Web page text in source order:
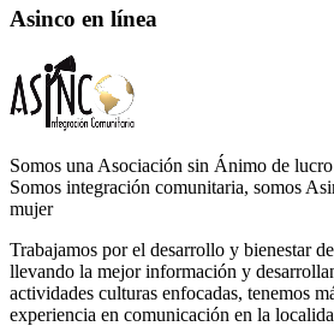
Asinco en línea
Somos una Asociación sin Ánimo de
Somos integración comunitaria, somos
mujer
Trabajamos por el desarrollo y bienestar
llevando la mejor información y
actividades culturas enfocadas, tenemos
experiencia en comunicación en la